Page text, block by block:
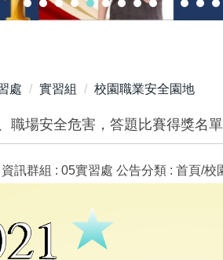
處 實習組 校園職業安全園地
職場安全危害，答題比賽得獎名單
資訊群組 : 05實習處 公告分類 : 首頁/校